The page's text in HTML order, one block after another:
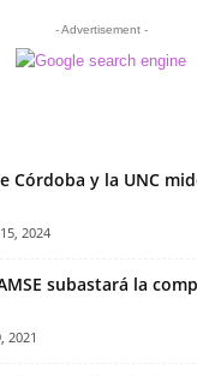
- Advertisement -
Córdoba y la UNC
2024
subastará la
2021